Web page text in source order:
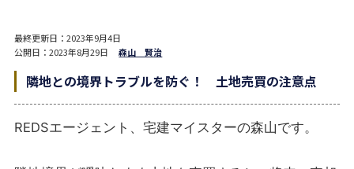
最終更新日：2023年9月4日
公開日：2023年8月29日森山 賢治
隣地との境界トラブルを防ぐ！ 土地売買の注意点
REDSエージェント、宅建マイスターの森山です。